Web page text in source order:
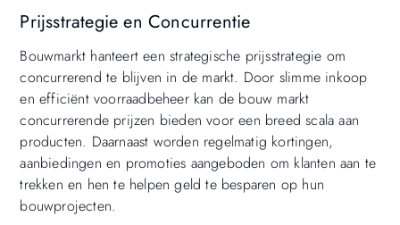
Prijsstrategie en Concurrentie
Bouwmarkt hanteert een strategische prijsstrategie om
concurrerend te blijven in de markt. Door slimme inkoop
en efficiënt voorraadbeheer kan de bouw markt
concurrerende prijzen bieden voor een breed scala aan
producten. Daarnaast worden regelmatig kortingen,
aanbiedingen en promoties aangeboden om klanten aan te
trekken en hen te helpen geld te besparen op hun
bouwprojecten.